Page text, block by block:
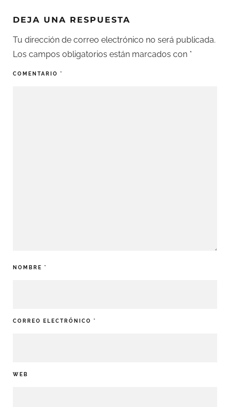
DEJA UNA RESPUESTA
Tu dirección de correo electrónico no será publicada.
Los campos obligatorios están marcados con *
COMENTARIO *
NOMBRE *
CORREO ELECTRÓNICO *
WEB